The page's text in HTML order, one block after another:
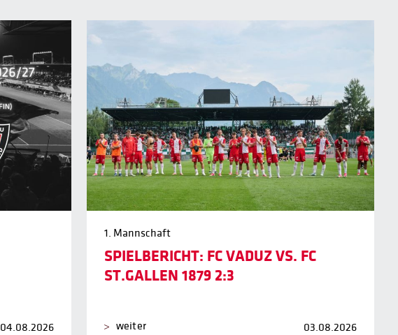
04.08.2026
1. Mannschaft
SPIELBERICHT: FC VADUZ VS. FC
ST.GALLEN 1879 2:3
weiter 03.08.2026